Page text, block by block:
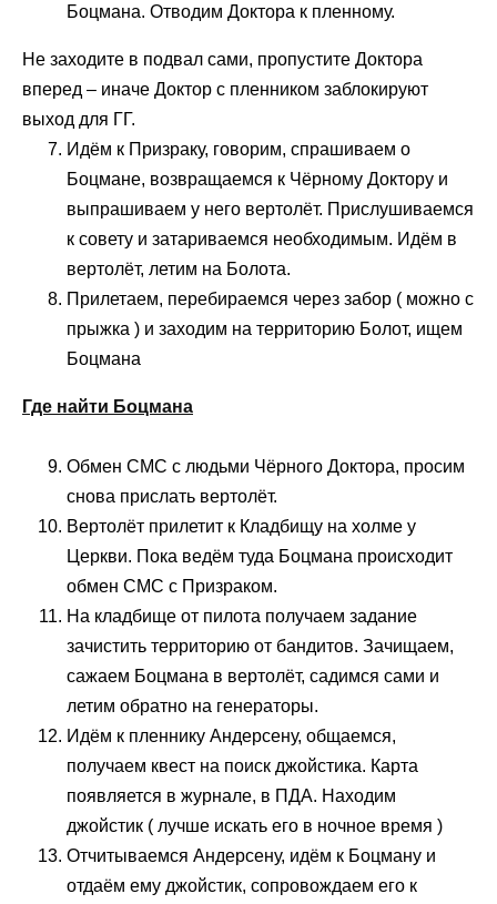
Боцмана. Отводим Доктора к пленному.
Не заходите в подвал сами, пропустите Доктора
вперед – иначе Доктор с пленником заблокируют
выход для ГГ.
Идём к Призраку, говорим, спрашиваем о
Боцмане, возвращаемся к Чёрному Доктору и
выпрашиваем у него вертолёт. Прислушиваемся
к совету и затариваемся необходимым. Идём в
вертолёт, летим на Болота.
Прилетаем, перебираемся через забор ( можно с
прыжка ) и заходим на территорию Болот, ищем
Боцмана
Где найти Боцмана
Обмен СМС с людьми Чёрного Доктора, просим
снова прислать вертолёт.
Вертолёт прилетит к Кладбищу на холме у
Церкви. Пока ведём туда Боцмана происходит
обмен СМС с Призраком.
На кладбище от пилота получаем задание
зачистить территорию от бандитов. Зачищаем,
сажаем Боцмана в вертолёт, садимся сами и
летим обратно на генераторы.
Идём к пленнику Андерсену, общаемся,
получаем квест на поиск джойстика. Карта
появляется в журнале, в ПДА. Находим
джойстик ( лучше искать его в ночное время )
Отчитываемся Андерсену, идём к Боцману и
отдаём ему джойстик, сопровождаем его к